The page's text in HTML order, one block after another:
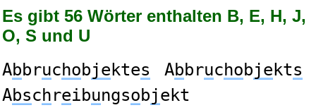
Es gibt 56 Wörter enthalten B, E, H, J,
O, S und U
Abbruchobje ktes Abbruchobje kts
Abschreibungsobjekt